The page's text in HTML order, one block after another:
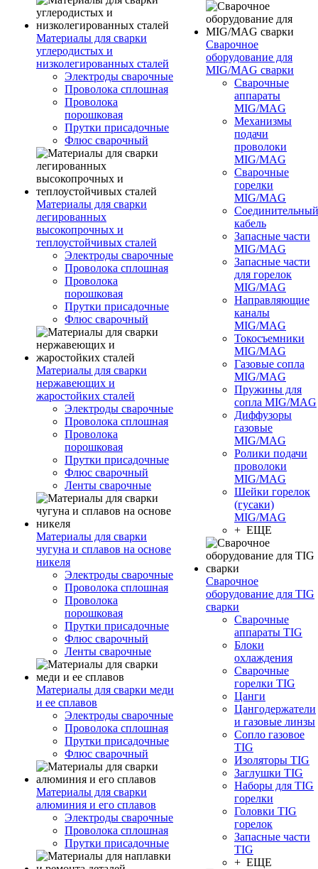
Материалы для сварки
углеродистых и
низколегированных сталей
Электроды сварочные
Проволока сплошная
Проволока
порошковая
Прутки присадочные
Флюс сварочный
Материалы для сварки
легированных
высокопрочных и
теплоустойчивых сталей
Электроды сварочные
Проволока сплошная
Проволока
порошковая
Прутки присадочные
Флюс сварочный
Материалы для сварки
нержавеющих и
жаростойких сталей
Электроды сварочные
Проволока сплошная
Проволока
порошковая
Прутки присадочные
Флюс сварочный
Ленты сварочные
Материалы для сварки
чугуна и сплавов на основе
никеля
Электроды сварочные
Проволока сплошная
Проволока
порошковая
Прутки присадочные
Флюс сварочный
Ленты сварочные
Материалы для сварки меди
и ее сплавов
Электроды сварочные
Проволока сплошная
Прутки присадочные
Флюс сварочный
Материалы для сварки
алюминия и его сплавов
Электроды сварочные
Проволока сплошная
Прутки присадочные
Сварочное
оборудование для
MIG/MAG сварки
Сварочные
аппараты
MIG/MAG
Механизмы
подачи
проволоки
MIG/MAG
Сварочные
горелки
MIG/MAG
Соединительный
кабель
Запасные части
MIG/MAG
Запасные части
для горелок
MIG/MAG
Направляющие
каналы
MIG/MAG
Токосъемники
MIG/MAG
Газовые сопла
MIG/MAG
Пружины для
сопла MIG/MAG
Диффузоры
газовые
MIG/MAG
Ролики подачи
проволоки
MIG/MAG
Шейки горелок
(гусаки)
MIG/MAG
+ ЕЩЕ
Сварочное
оборудование для TIG
сварки
Сварочные
аппараты TIG
Блоки
охлаждения
Сварочные
горелки TIG
Цанги
Цангодержатели
и газовые линзы
Сопло газовое
TIG
Изоляторы TIG
Заглушки TIG
Наборы для TIG
горелки
Головки TIG
горелок
Запасные части
TIG
+ ЕЩЕ